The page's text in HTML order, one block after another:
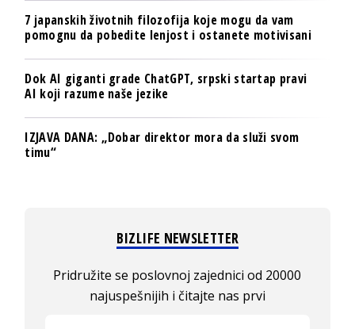
7 japanskih životnih filozofija koje mogu da vam
pomognu da pobedite lenjost i ostanete motivisani
Dok AI giganti grade ChatGPT, srpski startap pravi
AI koji razume naše jezike
IZJAVA DANA: „Dobar direktor mora da služi svom
timu“
BIZLIFE NEWSLETTER
Pridružite se poslovnoj zajednici od 20000
najuspešnijih i čitajte nas prvi